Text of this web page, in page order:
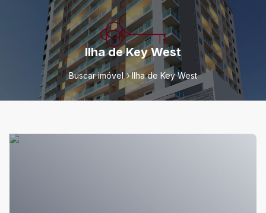
Ilha de Key West
Buscar imóvel Ilha de Key West